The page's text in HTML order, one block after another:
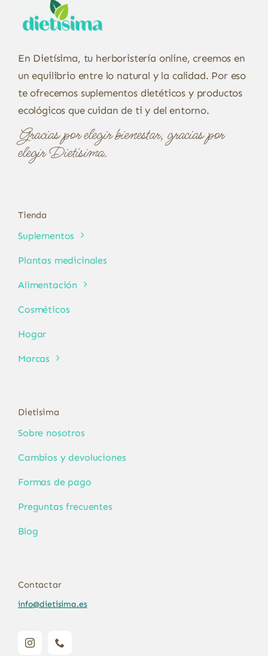
En Dietísima, tu herboristería online, creemos en
un equilibrio entre lo natural y la calidad. Por eso
te ofrecemos suplementos dietéticos y productos
ecológicos que cuidan de ti y del entorno.
Gracias por elegir bienestar, gracias por
elegir Dietísima.
Tienda
Suplementos
Plantas medicinales
Alimentación
Cosméticos
Hogar
Marcas
Dietisima
Sobre nosotros
Cambios y devoluciones
Formas de pago
Preguntas frecuentes
Blog
Contactar
info@dietisima.es